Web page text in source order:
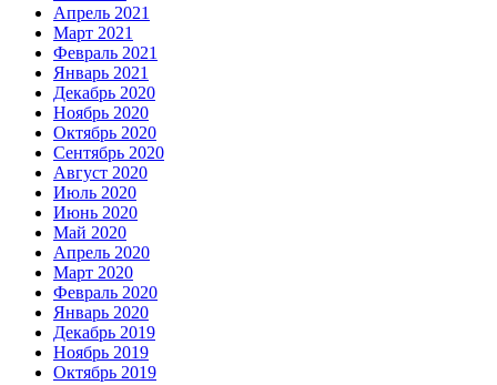
Апрель 2021
Март 2021
Февраль 2021
Январь 2021
Декабрь 2020
Ноябрь 2020
Октябрь 2020
Сентябрь 2020
Август 2020
Июль 2020
Июнь 2020
Май 2020
Апрель 2020
Март 2020
Февраль 2020
Январь 2020
Декабрь 2019
Ноябрь 2019
Октябрь 2019